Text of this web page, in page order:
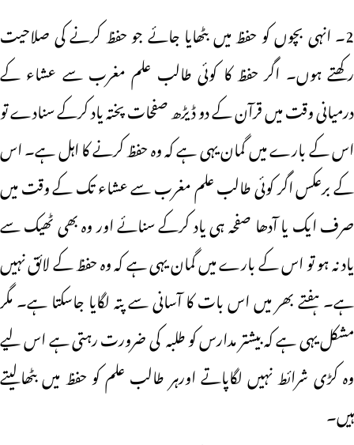
2۔ انہی بچوں کو حفظ میں بٹھایا جائے جو حفظ کرنے کی صلاحیت
رکھتے ہوں۔ اگر حفظ کا کوئی طالب علم مغرب سے عشاء کے
درمیانی وقت میں قرآن کے دو ڈیڑھ صفحات پختہ یاد کرکے سنادے تو
اس کے بارے میں گمان یہی ہے کہ وہ حفظ کرنے کا اہل ہے۔ اس
کے برعکس اگر کوئی طالب علم مغرب سے عشاء تک کے وقت میں
صرف ایک یا آدھا صفحہ ہی یاد کرکے سنائے اور وہ بھی ٹھیک سے
یاد نہ ہو تو اس کے بارے میں گمان یہی ہے کہ وہ حفظ کے لائق نہیں
ہے۔ ہفتے بھر میں اس بات کا آسانی سے پتہ لگایا جاسکتا ہے۔ مگر
مشکل یہی ہے کہ بیشتر مدارس کو طلبہ کی ضرورت رہتی ہے اس لیے
وہ کڑی شرائط نہیں لگاپاتے اورہر طالب علم کو حفظ میں بٹھالیتے
ہیں۔